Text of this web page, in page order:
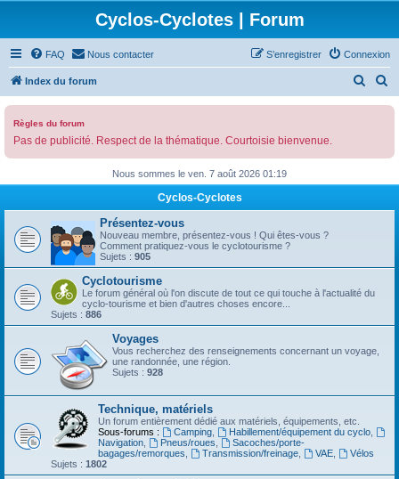
Cyclos-Cyclotes | Forum
FAQ Nous contacter Connexion
S’enregistrer
Index du forum
r
c
r
r
c
r
Règles du forum
Pas de publicité. Respect de la thématique. Courtoisie bienvenue.
Nous sommes le ven. 7 août 2026 01:19
Cyclos-Cyclotes
Présentez-vous
Nouveau membre, présentez-vous ! Qui êtes-vous ?
Comment pratiquez-vous le cyclotourisme ?
Sujets : 905
Cyclotourisme
Le forum général où l'on discute de tout ce qui touche à l'actualité du
cyclo-tourisme et bien d'autres choses encore...
Sujets : 886
Voyages
Vous recherchez des renseignements concernant un voyage,
une randonnée, une région.
Sujets : 928
Technique, matériels
Un forum entièrement dédié aux matériels, équipements, etc.
Sous-forums :
Camping, Habillement/équipement du cyclo,
Navigation
Pneus/roues
Sacoches/porte-
bagages/remorques
Transmission/freinage, VAE,
Vélos
Sujets : 1802